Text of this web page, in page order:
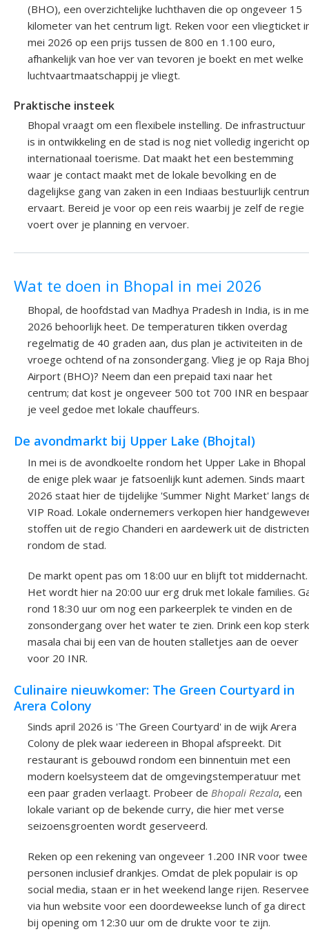
(BHO), een overzichtelijke luchthaven die op ongeveer 15
kilometer van het centrum ligt. Reken voor een vliegticket
mei 2026 op een prijs tussen de 800 en 1.100 euro,
afhankelijk van hoe ver van tevoren je boekt en met welke
luchtvaartmaatschappij je vliegt.
Praktische insteek
Bhopal vraagt om een flexibele instelling. De infrastructuur
is in ontwikkeling en de stad is nog niet volledig ingericht op
internationaal toerisme. Dat maakt het een bestemming
waar je contact maakt met de lokale bevolking en de
dagelijkse gang van zaken in een Indiaas bestuurlijk
ervaart. Bereid je voor op een reis waarbij je zelf de regie
voert over je planning en vervoer.
Wat te doen in Bhopal in mei 2026
Bhopal, de hoofdstad van Madhya Pradesh in India, is in
2026 behoorlijk heet. De temperaturen tikken overdag
regelmatig de 40 graden aan, dus plan je activiteiten in de
vroege ochtend of na zonsondergang. Vlieg je op Raja Bhoj
Airport (BHO)? Neem dan een prepaid taxi naar het
centrum; dat kost je ongeveer 500 tot 700 INR en
je veel gedoe met lokale chauffeurs.
De avondmarkt bij Upper Lake (Bhojtal)
In mei is de avondkoelte rondom het Upper Lake in Bhopal
de enige plek waar je fatsoenlijk kunt ademen. Sinds maart
2026 staat hier de tijdelijke 'Summer Night Market' langs
VIP Road. Lokale ondernemers verkopen hier
stoffen uit de regio Chanderi en aardewerk uit de districten
rondom de stad.
De markt opent pas om 18:00 uur en blijft tot middernacht.
Het wordt hier na 20:00 uur erg druk met lokale families.
rond 18:30 uur om nog een parkeerplek te vinden en de
zonsondergang over het water te zien. Drink een kop
masala chai bij een van de houten stalletjes aan de oever
voor 20 INR.
Culinaire nieuwkomer: The Green Courtyard in
Arera Colony
Sinds april 2026 is 'The Green Courtyard' in de wijk Arera
Colony de plek waar iedereen in Bhopal afspreekt. Dit
restaurant is gebouwd rondom een binnentuin met een
modern koelsysteem dat de omgevingstemperatuur met
een paar graden verlaagt. Probeer de Bhopali Rezala, een
lokale variant op de bekende curry, die hier met verse
seizoensgroenten wordt geserveerd.
Reken op een rekening van ongeveer 1.200 INR voor twee
personen inclusief drankjes. Omdat de plek populair is op
social media, staan er in het weekend lange rijen.
via hun website voor een doordeweekse lunch of ga direct
bij opening om 12:30 uur om de drukte voor te zijn.